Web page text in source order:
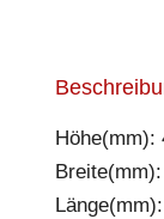
Höhe(mm):